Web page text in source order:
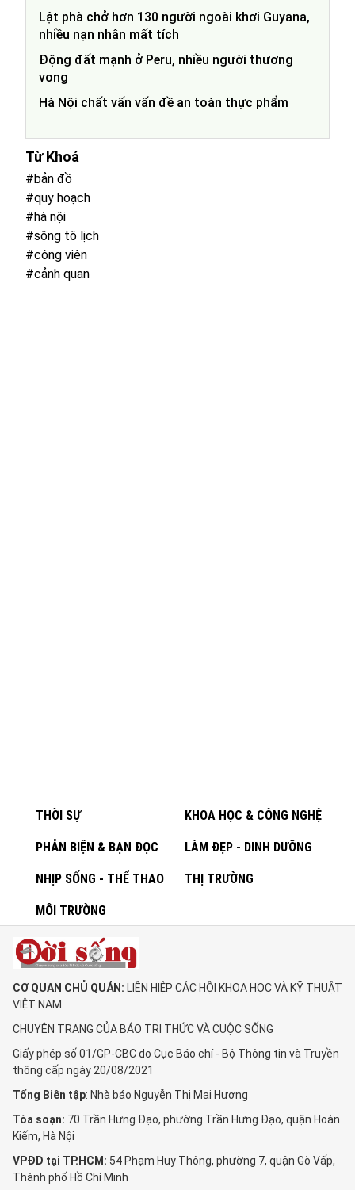
Lật phà chở hơn 130 người ngoài khơi Guyana,
nhiều nạn nhân mất tích
Động đất mạnh ở Peru, nhiều người thương
vong
Hà Nội chất vấn vấn đề an toàn thực phẩm
Từ Khoá
#bản đồ
#quy hoạch
#hà nội
#sông tô lịch
#công viên
#cảnh quan
THỜI SỰ KHOA HỌC & CÔNG NGHỆ
PHẢN BIỆN & BẠN ĐỌC LÀM ĐẸP - DINH DƯỠNG
NHỊP SỐNG - THỂ THAO THỊ TRƯỜNG
MÔI TRƯỜNG
CƠ QUAN CHỦ QUẢN: LIÊN HIỆP CÁC HỘI KHOA HỌC VÀ KỸ THUẬT
VIỆT NAM
CHUYÊN TRANG CỦA BÁO TRI THỨC VÀ CUỘC SỐNG
Giấy phép số 01/GP-CBC do Cục Báo chí - Bộ Thông tin và Truyền
thông cấp ngày 20/08/2021
Tổng Biên tập: Nhà báo Nguyễn Thị Mai Hương
Tòa soạn: 70 Trần Hưng Đạo, phường Trần Hưng Đạo, quận Hoàn
Kiếm, Hà Nội
VPĐD tại TP.HCM: 54 Phạm Huy Thông, phường 7, quận Gò Vấp,
Thành phố Hồ Chí Minh